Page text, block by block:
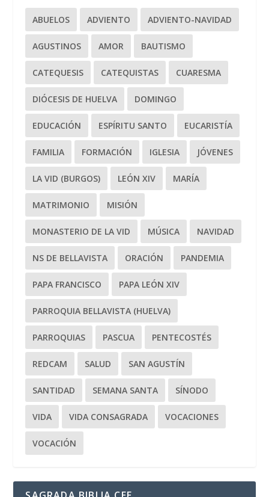
ABUELOS ADVIENTO ADVIENTO-NAVIDAD
AGUSTINOS AMOR BAUTISMO
CATEQUESIS CATEQUISTAS CUARESMA
DIÓCESIS DE HUELVA DOMINGO
EDUCACIÓN ESPÍRITU SANTO EUCARISTÍA
FAMILIA FORMACIÓN IGLESIA JÓVENES
LA VID (BURGOS) LEÓN XIV MARÍA
MATRIMONIO MISIÓN
MONASTERIO DE LA VID MÚSICA NAVIDAD
NS DE BELLAVISTA ORACIÓN PANDEMIA
PAPA FRANCISCO PAPA LEÓN XIV
PARROQUIA BELLAVISTA (HUELVA)
PARROQUIAS PASCUA PENTECOSTÉS
REDCAM SALUD SAN AGUSTÍN
SANTIDAD SEMANA SANTA SÍNODO
VIDA VIDA CONSAGRADA VOCACIONES
VOCACIÓN